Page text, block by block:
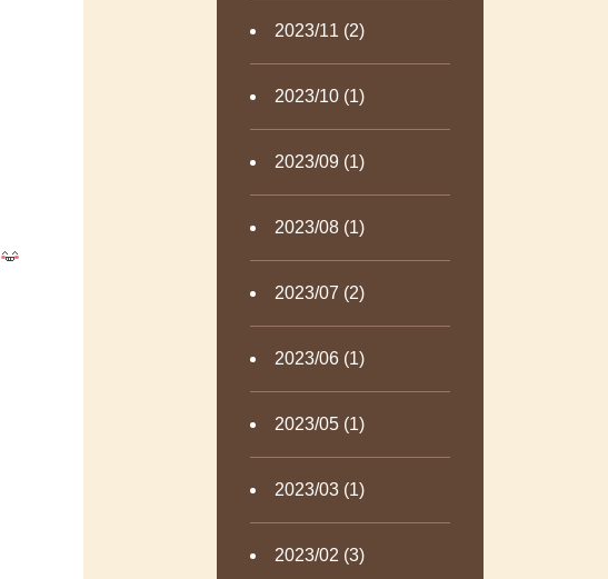
2023/11 (2)
2023/10 (1)
2023/09 (1)
2023/08 (1)
2023/07 (2)
2023/06 (1)
2023/05 (1)
2023/03 (1)
2023/02 (3)